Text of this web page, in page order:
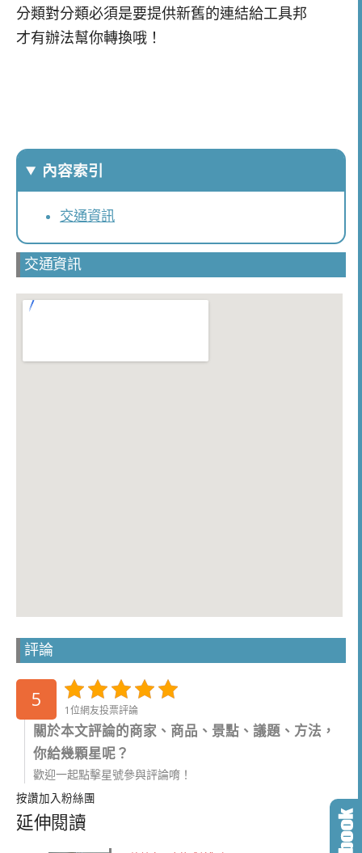
分類對分類必須是要提供新舊的連結給工具邦
才有辦法幫你轉換哦！
內容索引
交通資訊
交通資訊
評論
5 1位網友投票評論
關於本文評論的商家、商品、景點、議題、方法，
你給幾顆星呢？
歡迎一起點擊星號參與評論唷！
按讚加入粉絲團
延伸閱讀